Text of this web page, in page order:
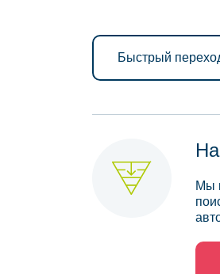
Быстрый
Мы